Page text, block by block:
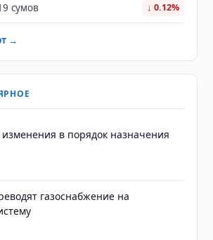
сумов ↓ 0.12%
→
в порядок назначения
газоснабжение на